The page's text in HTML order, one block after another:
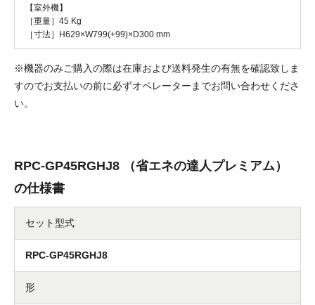
【室外機】
［重量］45 Kg
［寸法］H629×W799(+99)×D300 mm
※機器のみご購入の際は在庫および送料発生の有無を確認致しま
すのでお支払いの前に必ずオペレーターまでお問い合わせくださ
い。
RPC-GP45RGHJ8 （省エネの達人プレミアム）
の仕様書
セット型式
RPC-GP45RGHJ8
形